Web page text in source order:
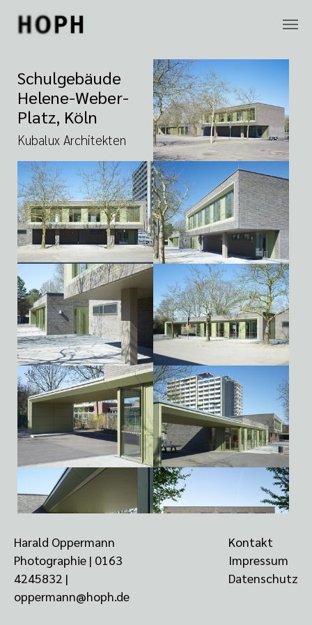
Schulgebäude
Helene-Weber-
Platz, Köln
Kubalux Architekten
Harald Oppermann
Photographie | 0163
4245832 ‬ |
oppermann@hoph.de
Kontakt
Impressum
Datenschutz